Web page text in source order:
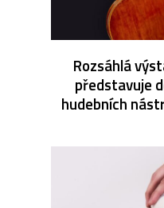
Rozsáhlá
představuje
hudebních